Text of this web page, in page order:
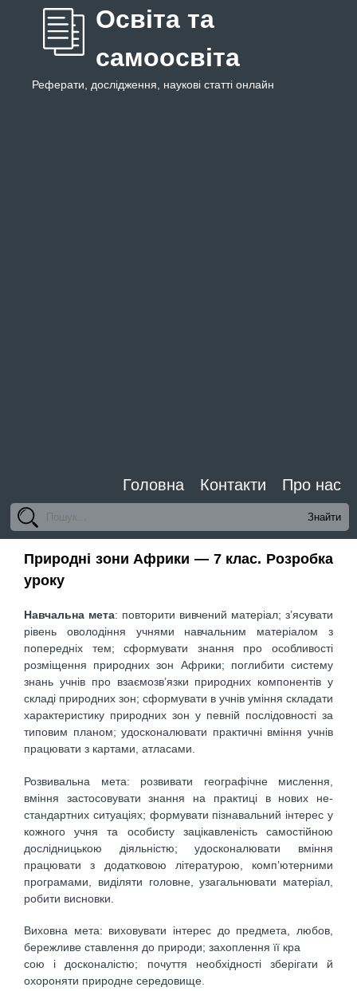
Освіта та
самоосвіта
Реферати, дослідження, наукові статті онлайн
Головна Контакти Про нас
Природні зони Африки — 7 клас. Розробка
уроку
Навчальна мета: повторити вивчений матеріал; з’ясувати
рівень оволодіння учнями навчальним ма­теріалом з
попередніх тем; сформувати знання про особливості
розміщення природних зон Африки; по­глибити систему
знань учнів про взаємозв’язки при­родних компонентів у
складі природних зон; сформу­вати в учнів уміння складати
характеристику природ­них зон у певній послідовності за
типовим планом; удосконалювати практичні вміння учнів
працювати з картами, атласами.
Розвивальна мета: розвивати географічне мислення,
вміння застосовувати знання на практиці в нових не­
стандартних ситуаціях; формувати пізнавальний ін­терес у
кожного учня та особисту зацікавленість са­мостійною
дослідницькою діяльністю; удосконалю­вати вміння
працювати з додатковою літературою, комп’ютерними
програмами, виділяти головне, уза­гальнювати матеріал,
робити висновки.
Виховна мета: виховувати інтерес до предмета, любов,
бережливе ставлення до природи; захоплення її кра­
сою і досконалістю; почуття необхідності зберігати й
охороняти природне середовище.